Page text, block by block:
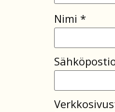
Nimi *